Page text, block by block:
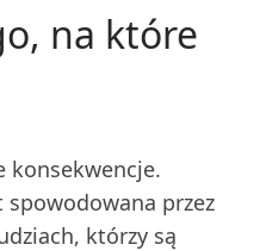
na które
konsekwencje.
przez
którzy są